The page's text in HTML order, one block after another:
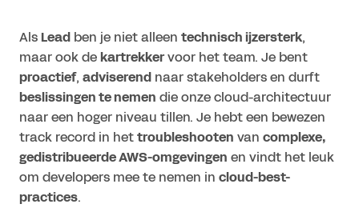
Als Lead ben je niet alleen technisch ijzersterk,
maar ook dekartrekkervoor het team. Je bent
proactief, adviserend naar stakeholders en durft
beslissingen te nemen die onze cloud-architectuur
naar een hoger niveau tillen. Je hebt een bewezen
track record in hettroubleshooten van complexe,
gedistribueerde AWS-omgevingen en vindt het leuk
om developers mee te nemen in cloud-best-
practices.